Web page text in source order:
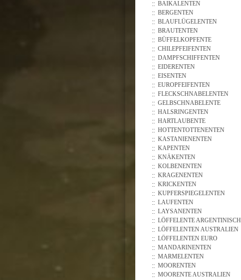
BAIKALENTEN
BERGENTEN
BLAUFLÜGELENTEN
BRAUTENTEN
BÜFFELKOPFENTE
CHILEPFEIFENTEN
DAMPFSCHIFFENTEN
EIDERENTEN
EISENTEN
EUROPFEIFENTEN
FLECKSCHNABELENTEN
GELBSCHNABELENTE
HALSRINGENTEN
HARTLAUBENTE
HOTTENTOTTENENTEN
KASTANIENENTEN
KAPENTEN
KNÄKENTEN
KOLBENENTEN
KRAGENENTEN
KRICKENTEN
KUPFERSPIEGELENTEN
LAUFENTEN
LAYSANENTEN
LÖFFELENTE ARGENTINISCH
LÖFFELENTEN AUSTRALIEN
LÖFFELENTEN EURO
MANDARINENTEN
MARMELENTEN
MOORENTEN
MOORENTE AUSTRALIEN